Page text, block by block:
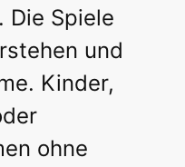
Die Spiele
und
Kinder,
ohne